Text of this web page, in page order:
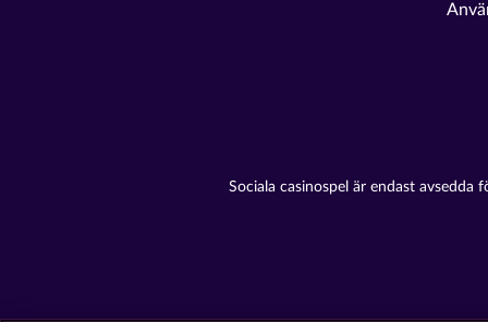
Sociala casinospel är endast